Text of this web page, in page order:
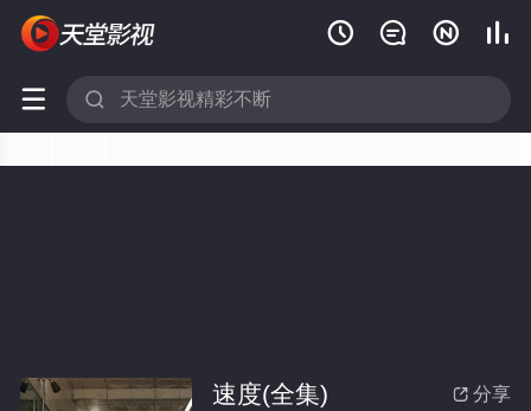
   
 
 分享
速度(全集)